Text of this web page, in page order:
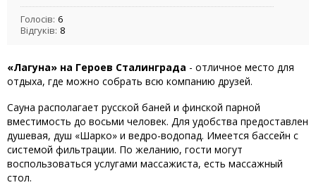
Голосів: 6
Відгуків: 8
«Лагуна» на Героев Сталинграда - отличное место для
отдыха, где можно собрать всю компанию друзей.
Сауна располагает русской баней и финской парной
вместимость до восьми человек. Для удобства предоставлен
душевая, душ «Шарко» и ведро-водопад. Имеется бассейн с
системой фильтрации. По желанию, гости могут
воспользоваться услугами массажиста, есть массажный
стол.